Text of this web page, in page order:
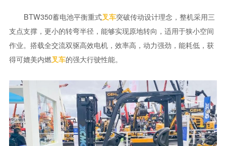
BTW350蓄电池平衡重式叉车突破传动设计理念，整机采用三
支点支撑，更小的转弯半径，能够实现原地转向，适用于狭小空间
作业。搭载全交流双驱高效电机，效率高，动力强劲，能耗低，获
得可媲美内燃叉车的强大行驶性能。